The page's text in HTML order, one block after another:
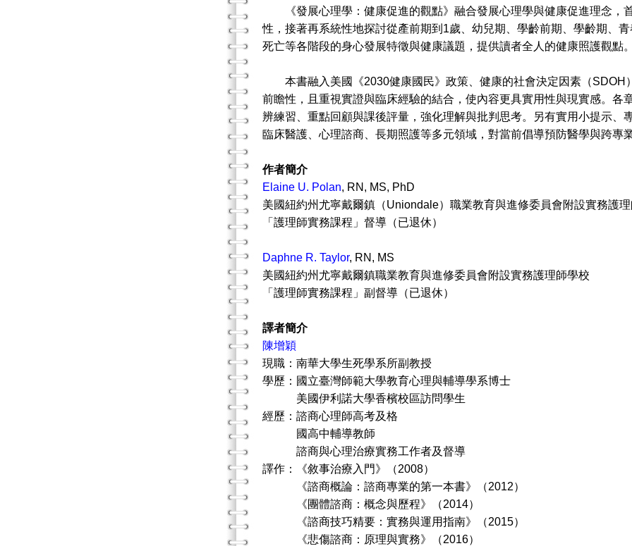
《發展心理學：健康促進的觀點》融合發展心理學與健康促進理念，
性，接著再系統性地探討從產前期到1歲、幼兒期、學齡前期、學齡期、
死亡等各階段的身心發展特徵與健康議題，提供讀者全人的健康照護觀點
本書融入美國《2030健康國民》政策、健康的社會決定因素（SDOH
前瞻性，且重視實證與臨床經驗的結合，使內容更具實用性與現實感。各
辨練習、重點回顧與課後評量，強化理解與批判思考。另有實用小提示、
臨床醫護、心理諮商、長期照護等多元領域，對當前倡導預防醫學與跨專
作者簡介
Elaine U. Polan, RN, MS, PhD
美國紐約州尤寧戴爾鎮（Uniondale）職業教育與進修委員會附設實務護
「護理師實務課程」督導（已退休）
Daphne R. Taylor, RN, MS
美國紐約州尤寧戴爾鎮職業教育與進修委員會附設實務護理師學校
「護理師實務課程」副督導（已退休）
譯者簡介
陳增穎
現職：南華大學生死學系所副教授
學歷：國立臺灣師範大學教育心理與輔導學系博士
美國伊利諾大學香檳校區訪問學生
經歷：諮商心理師高考及格
國高中輔導教師
諮商與心理治療實務工作者及督導
譯作：《敘事治療入門》（2008）
《諮商概論：諮商專業的第一本書》（2012）
《團體諮商：概念與歷程》（2014）
《諮商技巧精要：實務與運用指南》（2015）
《悲傷諮商：原理與實務》（2016）